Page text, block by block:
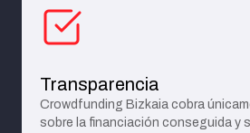
Transparencia
Crowdfunding Bizkaia cobra
sobre la financiación conseguida y